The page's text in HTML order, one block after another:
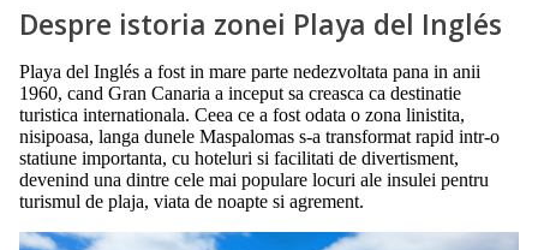
Despre istoria zonei Playa del Inglés
Playa del Inglés a fost in mare parte nedezvoltata pana in anii
1960, cand Gran Canaria a inceput sa creasca ca destinatie
turistica internationala. Ceea ce a fost odata o zona linistita,
nisipoasa, langa dunele Maspalomas s-a transformat rapid intr-o
statiune importanta, cu hoteluri si facilitati de divertisment,
devenind una dintre cele mai populare locuri ale insulei pentru
turismul de plaja, viata de noapte si agrement.